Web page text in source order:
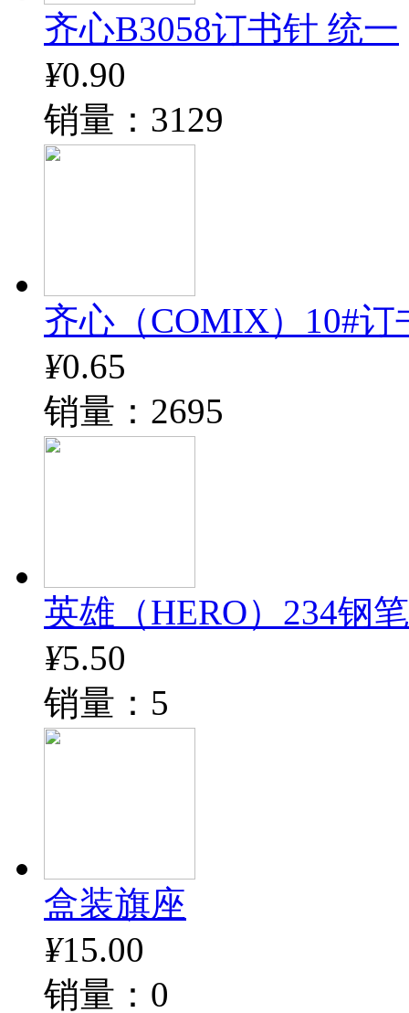
齐心B3058订书针 统一
¥0.90
销量：3129
齐心（COMIX）10#订
¥0.65
销量：2695
英雄（HERO）234钢
¥5.50
销量：5
盒装旗座
¥15.00
销量：0